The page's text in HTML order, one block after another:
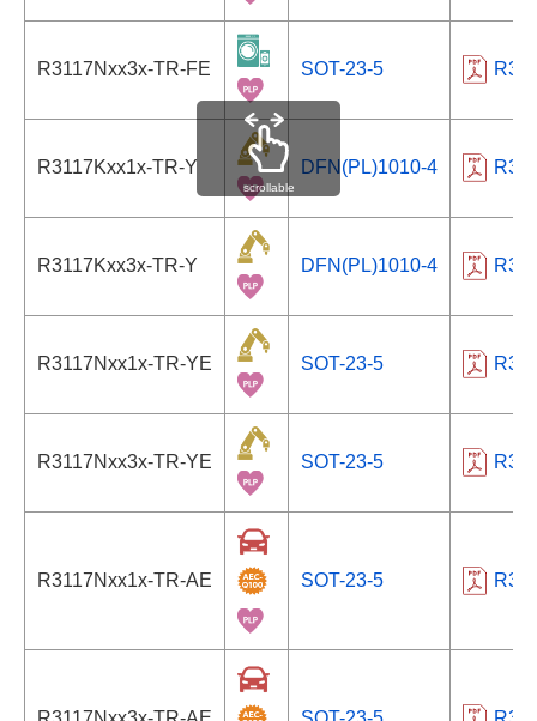
R3117Nxx3x-TR-FE SOT-23-5
R3117Kxx1x-TR-Y DFN(PL)1010-4
R3117Kxx3x-TR-Y DFN(PL)1010-4
R3117Nxx1x-TR-YE SOT-23-5
R3117Nxx3x-TR-YE SOT-23-5
R3117Nxx1x-TR-AE SOT-23-5
scrollable